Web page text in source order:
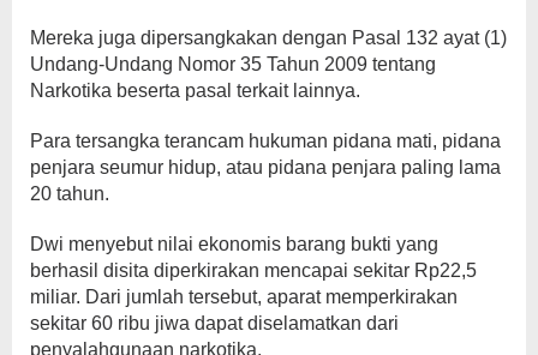
Mereka juga dipersangkakan dengan Pasal 132 ayat (1)
Undang-Undang Nomor 35 Tahun 2009 tentang
Narkotika beserta pasal terkait lainnya.
Para tersangka terancam hukuman pidana mati, pidana
penjara seumur hidup, atau pidana penjara paling lama
20 tahun.
Dwi menyebut nilai ekonomis barang bukti yang
berhasil disita diperkirakan mencapai sekitar Rp22,5
miliar. Dari jumlah tersebut, aparat memperkirakan
sekitar 60 ribu jiwa dapat diselamatkan dari
penyalahgunaan narkotika.